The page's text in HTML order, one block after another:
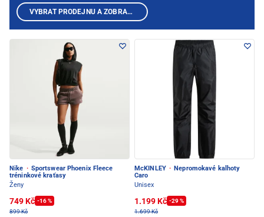
Nike · Sportswear Phoenix Fleece
tréninkové kraťasy
Ženy
749 Kč -16 %
899 Kč
McKINLEY · Nepromokavé kalhoty
Caro
Unisex
1.199 Kč -29 %
1.699 Kč
VYBRAT PRODEJNU A ZOBRAZIT PRODUKTY